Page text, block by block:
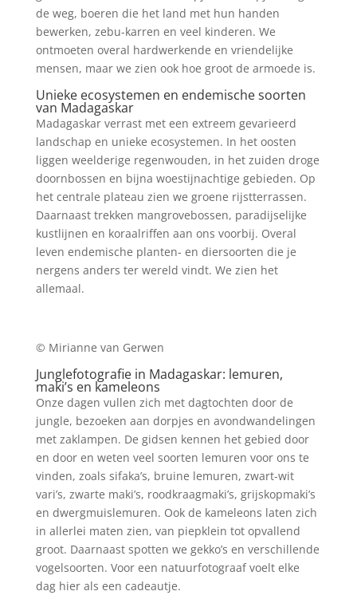
de weg, boeren die het land met hun handen
bewerken, zebu-karren en veel kinderen. We
ontmoeten overal hardwerkende en vriendelijke
mensen, maar we zien ook hoe groot de armoede is.
Unieke ecosystemen en endemische soorten
van Madagaskar
Madagaskar verrast met een extreem gevarieerd
landschap en unieke ecosystemen. In het oosten
liggen weelderige regenwouden, in het zuiden droge
doornbossen en bijna woestijnachtige gebieden. Op
het centrale plateau zien we groene rijstterrassen.
Daarnaast trekken mangrovebossen, paradijselijke
kustlijnen en koraalriffen aan ons voorbij. Overal
leven endemische planten- en diersoorten die je
nergens anders ter wereld vindt. We zien het
allemaal.
© Mirianne van Gerwen
Junglefotografie in Madagaskar: lemuren,
maki’s en kameleons
Onze dagen vullen zich met dagtochten door de
jungle, bezoeken aan dorpjes en avondwandelingen
met zaklampen. De gidsen kennen het gebied door
en door en weten veel soorten lemuren voor ons te
vinden, zoals sifaka’s, bruine lemuren, zwart-wit
vari’s, zwarte maki’s, roodkraagmaki’s, grijskopmaki’s
en dwergmuislemuren. Ook de kameleons laten zich
in allerlei maten zien, van piepklein tot opvallend
groot. Daarnaast spotten we gekko’s en verschillende
vogelsoorten. Voor een natuurfotograaf voelt elke
dag hier als een cadeautje.